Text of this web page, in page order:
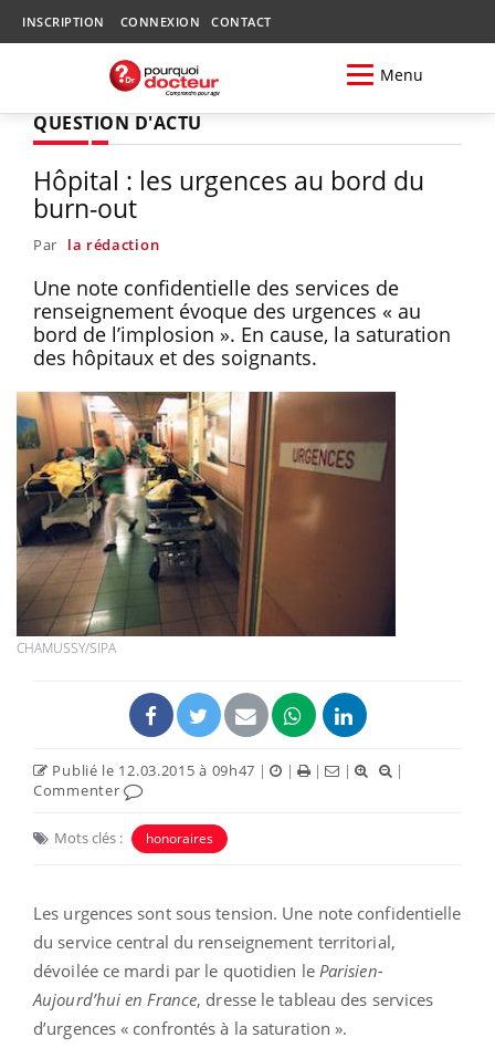
INSCRIPTION CONNEXION CONTACT
Menu
QUESTION D'ACTU
Hôpital : les urgences au bord du
burn-out
Par la rédaction
Une note confidentielle des services de
renseignement évoque des urgences « au
bord de l’implosion ». En cause, la saturation
des hôpitaux et des soignants.
CHAMUSSY/SIPA
Publié le 12.03.2015 à 09h47 | | | |
|
Commenter
Mots clés : honoraires
Les urgences sont sous tension. Une note confidentielle
du service central du renseignement territorial,
dévoilée ce mardi par le quotidien le Parisien-
Aujourd’hui en France, dresse le tableau des services
d’urgences « confrontés à la saturation ».